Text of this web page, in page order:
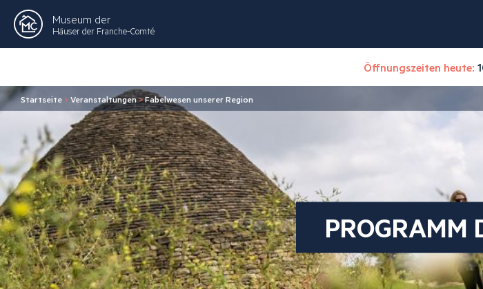
Museum der
Häuser der Franche-Comté
Öffnungszeiten heute:
Startseite >Veranstaltungen>Fabelwesen unserer Region
PROGRAMM